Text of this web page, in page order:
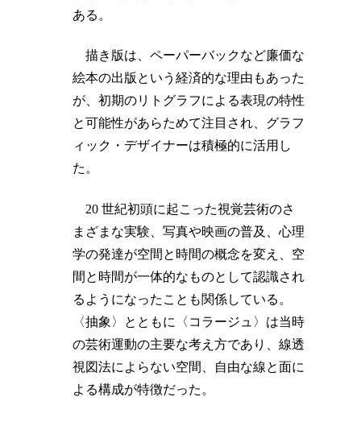
ある。
描き版は、ペーパーバックなど廉価な
絵本の出版という経済的な理由もあった
が、初期のリトグラフによる表現の特性
と可能性があらためて注目され、グラフ
ィック・デザイナーは積極的に活用し
た。
20 世紀初頭に起こった視覚芸術のさ
まざまな実験、写真や映画の普及、心理
学の発達が空間と時間の概念を変え、空
間と時間が一体的なものとして認識され
るようになったことも関係している。
〈抽象〉とともに〈コラージュ〉は当時
の芸術運動の主要な考え方であり、線透
視図法によらない空間、自由な線と面に
よる構成が特徴だった。